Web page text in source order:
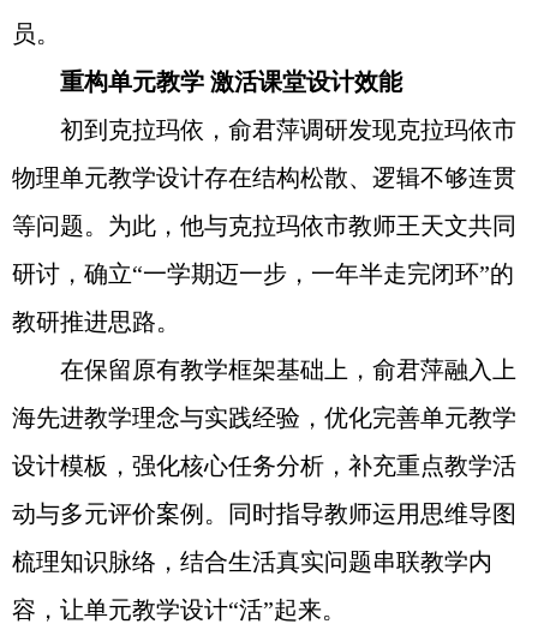
员。
重构单元教学 激活课堂设计效能
初到克拉玛依，俞君萍调研发现克拉玛依市
物理单元教学设计存在结构松散、逻辑不够连贯
等问题。为此，他与克拉玛依市教师王天文共同
研讨，确立“一学期迈一步，一年半走完闭环”的
教研推进思路。
在保留原有教学框架基础上，俞君萍融入上
海先进教学理念与实践经验，优化完善单元教学
设计模板，强化核心任务分析，补充重点教学活
动与多元评价案例。同时指导教师运用思维导图
梳理知识脉络，结合生活真实问题串联教学内
容，让单元教学设计“活”起来。